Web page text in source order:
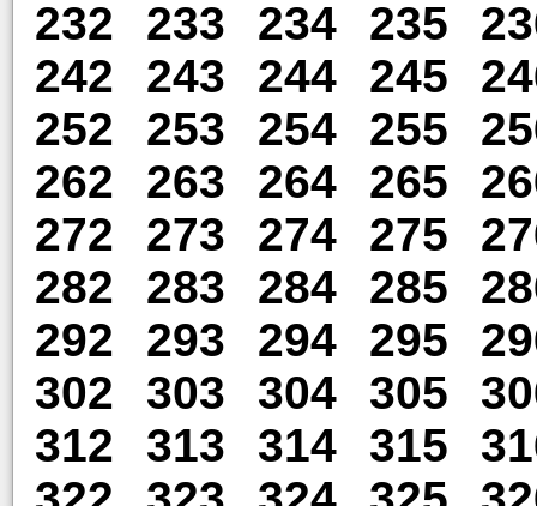
232
233 234 235
242
243 244 245
252
253 254 255
262
263 264 265
272
273 274 275
282
283 284 285
292
293 294 295
302
303 304 305
312
313 314 315